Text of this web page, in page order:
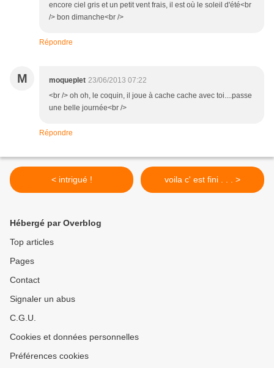
encore ciel gris et un petit vent frais, il est où le soleil d'été<br
/> bon dimanche<br />
Répondre
M moqueplet 23/06/2013 07:22
<br /> oh oh, le coquin, il joue à cache cache avec toi....passe
une belle journée<br />
Répondre
< intrigué ! voila c' est fini . . . >
Hébergé par Overblog
Top articles
Pages
Contact
Signaler un abus
C.G.U.
Cookies et données personnelles
Préférences cookies